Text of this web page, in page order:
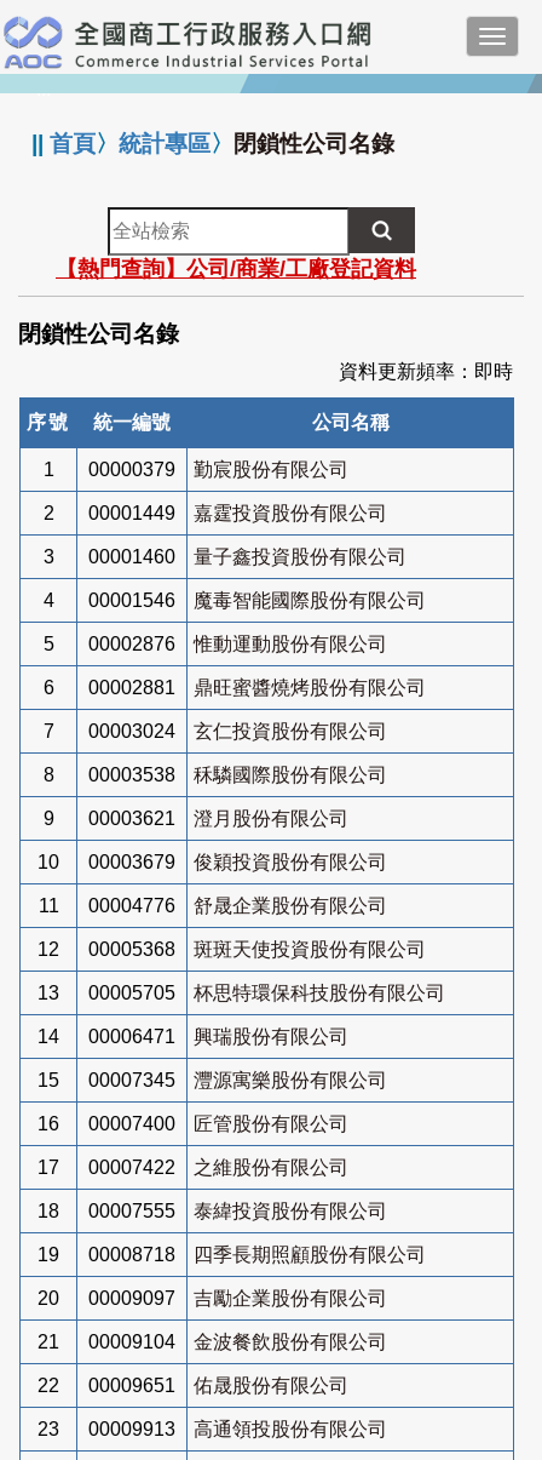
跳
到
主
要
:::
||首頁〉統計專區〉 閉鎖性公司名錄
全
站
檢
索
【熱門查詢】公司/商業/工廠登記資料
閉鎖性公司名錄
資料更新頻率：即時
序號 統一編號 公司名稱
1 00000379 勤宸股份有限公司
2 00001449 嘉霆投資股份有限公司
3 00001460 量子鑫投資股份有限公司
4 00001546 魔毒智能國際股份有限公司
5 00002876 惟動運動股份有限公司
6 00002881 鼎旺蜜醬燒烤股份有限公司
7 00003024 玄仁投資股份有限公司
8 00003538 秝驎國際股份有限公司
9 00003621 澄月股份有限公司
10 00003679 俊穎投資股份有限公司
11 00004776 舒晟企業股份有限公司
12 00005368 斑斑天使投資股份有限公司
13 00005705 杯思特環保科技股份有限公司
14 00006471 興瑞股份有限公司
15 00007345 灃源寓樂股份有限公司
16 00007400 匠管股份有限公司
17 00007422 之維股份有限公司
18 00007555 泰緯投資股份有限公司
19 00008718 四季長期照顧股份有限公司
20 00009097 吉勵企業股份有限公司
21 00009104 金波餐飲股份有限公司
22 00009651 佑晟股份有限公司
23 00009913 高通領投股份有限公司